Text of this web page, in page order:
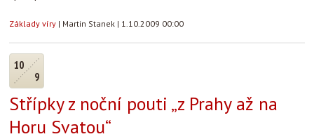
Základy víry | Martin Stanek | 1.10.2009 00:00
10
9
Střípky z noční pouti „z Prahy až na
Horu Svatou“